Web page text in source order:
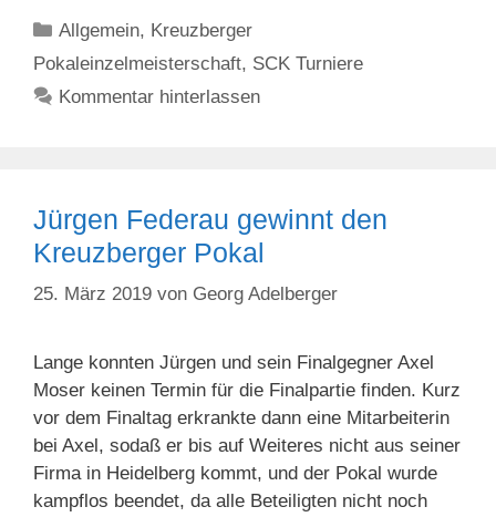
Kategorien
Allgemein, Kreuzberger
Pokaleinzelmeisterschaft, SCK Turniere
Kommentar hinterlassen
Jürgen Federau gewinnt den
Kreuzberger Pokal
25. März 2019 von Georg Adelberger
Lange konnten Jürgen und sein Finalgegner Axel
Moser keinen Termin für die Finalpartie finden. Kurz
vor dem Finaltag erkrankte dann eine Mitarbeiterin
bei Axel, sodaß er bis auf Weiteres nicht aus seiner
Firma in Heidelberg kommt, und der Pokal wurde
kampflos beendet, da alle Beteiligten nicht noch